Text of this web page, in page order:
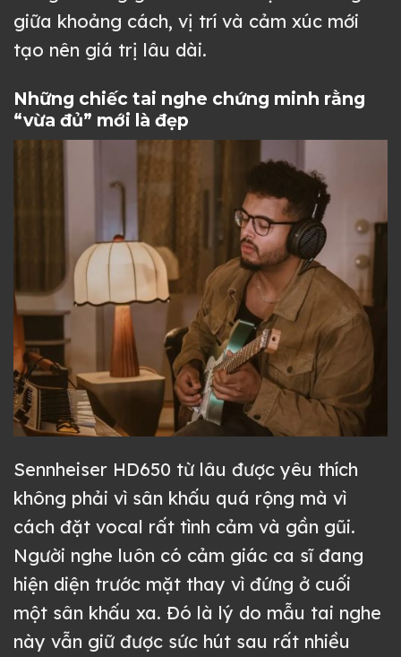
giữa khoảng cách, vị trí và cảm xúc mới
tạo nên giá trị lâu dài.
Những chiếc tai nghe chứng minh rằng
“vừa đủ” mới là đẹp
Sennheiser HD650 từ lâu được yêu thích
không phải vì sân khấu quá rộng mà vì
cách đặt vocal rất tình cảm và gần gũi.
Người nghe luôn có cảm giác ca sĩ đang
hiện diện trước mặt thay vì đứng ở cuối
một sân khấu xa. Đó là lý do mẫu tai nghe
này vẫn giữ được sức hút sau rất nhiều